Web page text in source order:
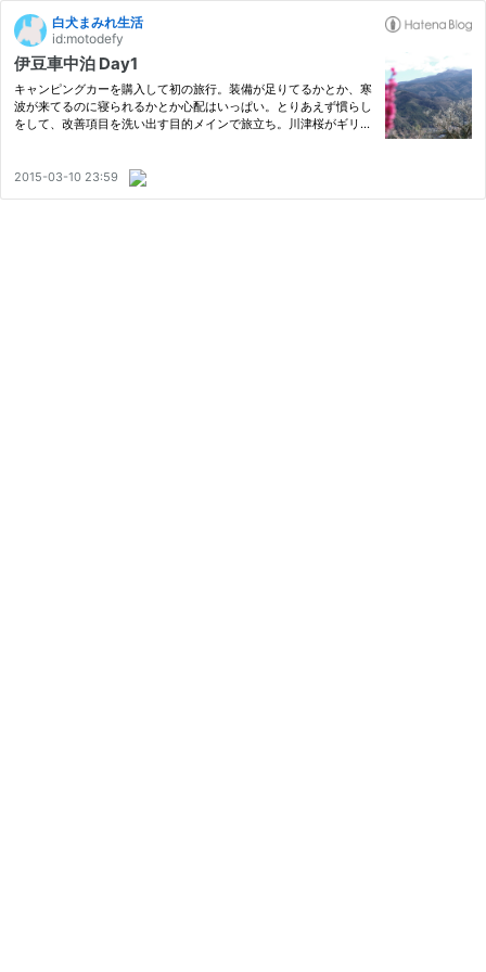
白犬まみれ生活
id:motodefy
伊豆車中泊 Day1
キャンピングカーを購入して初の旅行。装備が足りてるかとか、寒
波が来てるのに寝られるかとか心配はいっぱい。とりあえず慣らし
をして、改善項目を洗い出す目的メインで旅立ち。川津桜がギリギ
け。…
2015-03-10 23:59